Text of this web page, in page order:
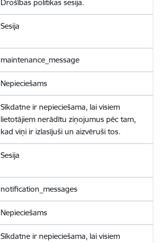
Drošības politikas sesija.
Sesija
maintenance_message
Nepieciešams
Sīkdatne ir nepieciešama, lai visiem
lietotājiem nerādītu ziņojumus pēc tam,
kad viņi ir izlasījuši un aizvēruši tos.
Sesija
notification_messages
Nepieciešams
Sīkdatne ir nepieciešama, lai visiem